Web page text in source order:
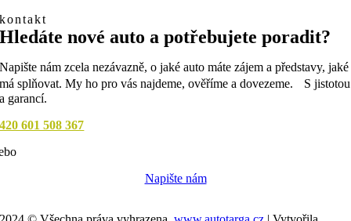
kontakt
Hledáte nové auto a potřebujete poradit?
Napište nám zcela nezávazně, o jaké auto máte zájem a představy, jaké
má splňovat. My ho pro vás najdeme, ověříme a dovezeme. S jistotou
a garancí.
601 508 367
Napište nám